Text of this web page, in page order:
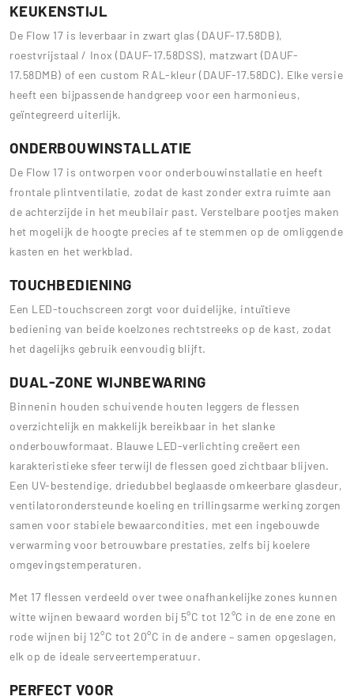
KEUKENSTIJL
De Flow 17 is leverbaar in zwart glas (DAUF-17.58DB),
roestvrijstaal / Inox (DAUF-17.58DSS), matzwart (DAUF-
17.58DMB) of een custom RAL-kleur (DAUF-17.58DC). Elke versie
heeft een bijpassende handgreep voor een harmonieus,
geïntegreerd uiterlijk.
ONDERBOUWINSTALLATIE
De Flow 17 is ontworpen voor onderbouwinstallatie en heeft
frontale plintventilatie, zodat de kast zonder extra ruimte aan
de achterzijde in het meubilair past. Verstelbare pootjes maken
het mogelijk de hoogte precies af te stemmen op de omliggende
kasten en het werkblad.
TOUCHBEDIENING
Een LED-touchscreen zorgt voor duidelijke, intuïtieve
bediening van beide koelzones rechtstreeks op de kast, zodat
het dagelijks gebruik eenvoudig blijft.
DUAL-ZONE WIJNBEWARING
Binnenin houden schuivende houten leggers de flessen
overzichtelijk en makkelijk bereikbaar in het slanke
onderbouwformaat. Blauwe LED-verlichting creëert een
karakteristieke sfeer terwijl de flessen goed zichtbaar blijven.
Een UV-bestendige, driedubbel beglaasde omkeerbare glasdeur,
ventilatorondersteunde koeling en trillingsarme werking zorgen
samen voor stabiele bewaarcondities, met een ingebouwde
verwarming voor betrouwbare prestaties, zelfs bij koelere
omgevingstemperaturen.
Met 17 flessen verdeeld over twee onafhankelijke zones kunnen
witte wijnen bewaard worden bij 5°C tot 12°C in de ene zone en
rode wijnen bij 12°C tot 20°C in de andere – samen opgeslagen,
elk op de ideale serveertemperatuur.
PERFECT VOOR